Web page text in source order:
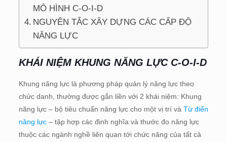
MÔ HÌNH C-O-I-D
NGUYÊN TẮC XÂY DỰNG CÁC CẤP ĐỘ
NĂNG LỰC
KHÁI NIỆM KHUNG NĂNG LỰC C-O-I-D
Khung năng lực là phương pháp quản lý năng lực theo
chức danh, thường được gắn liền với 2 khái niệm: Khung
năng lực – bộ tiêu chuẩn năng lực cho một vị trí và Từ điển
năng lực– tập hợp các định nghĩa và thước đo năng lực
thuộc các ngành nghề liên quan tới chức năng của tất cả